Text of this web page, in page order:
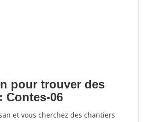
pour trouver des
Contes-06
et vous cherchez des chantiers